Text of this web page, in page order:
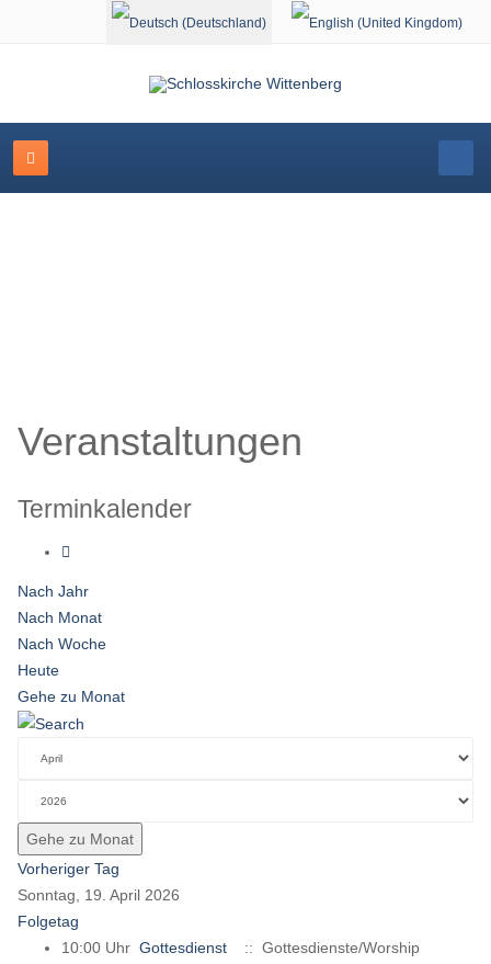
Sprache auswählen
Veranstaltungen
Terminkalender
Nach Jahr
Nach Monat
Nach Woche
Heute
Gehe zu Monat
Gehe zu Monat
Vorheriger Tag
Sonntag, 19. April 2026
Folgetag
10:00 Uhr Gottesdienst
:: Gottesdienste/Worship